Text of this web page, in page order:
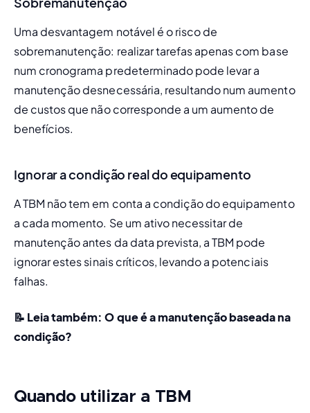
Uma desvantagem notável é o risco de
sobremanutenção: realizar tarefas apenas com base
num cronograma predeterminado pode levar a
manutenção desnecessária, resultando num aumento
de custos que não corresponde a um aumento de
benefícios.
Ignorar a condição real do equipamento
A TBM não tem em conta a condição do equipamento
a cada momento. Se um ativo necessitar de
manutenção antes da data prevista, a TBM pode
ignorar estes sinais críticos, levando a potenciais
falhas.
📝 Leia também: O que é a manutenção baseada na
condição?
Quando utilizar a TBM